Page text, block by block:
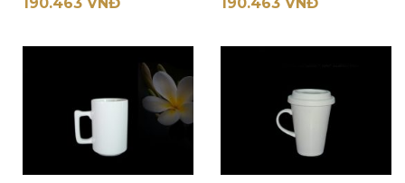
190.463 VNĐ 190.463 VNĐ